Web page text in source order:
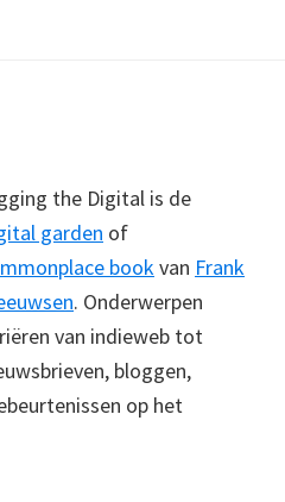
the Digital is de
garden of
bookvan Frank
. Onderwerpen
van indieweb tot
bloggen,
op het